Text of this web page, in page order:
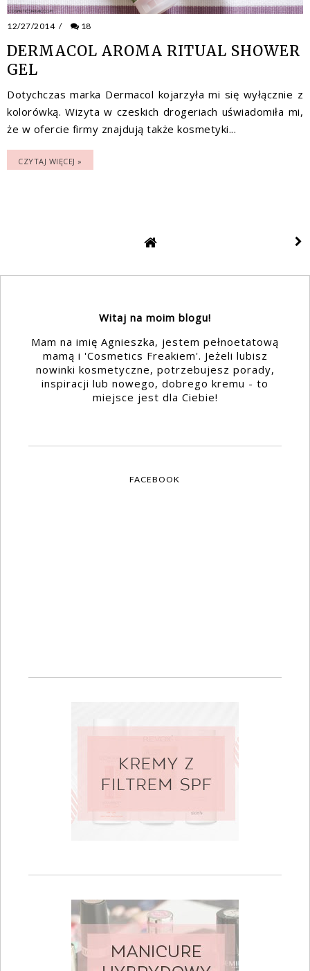
12/27/2014 / 18
DERMACOL AROMA RITUAL SHOWER
GEL
Dotychczas marka Dermacol kojarzyła mi się wyłącznie z
kolorówką. Wizyta w czeskich drogeriach uświadomiła mi,
że w ofercie firmy znajdują także kosmetyki...
CZYTAJ WIĘCEJ »
Witaj na moim blogu!
Mam na imię Agnieszka, jestem pełnoetatową
mamą i 'Cosmetics Freakiem'. Jeżeli lubisz
nowinki kosmetyczne, potrzebujesz porady,
inspiracji lub nowego, dobrego kremu - to
miejsce jest dla Ciebie!
FACEBOOK